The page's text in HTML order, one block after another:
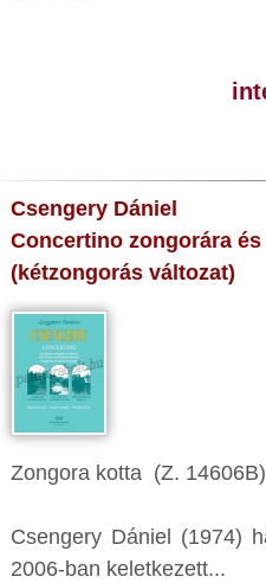
Csengery Dániel
Concertino zongorára
(kétzongorás változat)
Zongora kotta (Z. 14606B)
Csengery Dániel (1974)
2006-ban keletkezett...